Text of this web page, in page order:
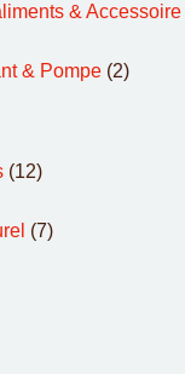
& Accessoire
& Pompe (2)
(12)
(7)